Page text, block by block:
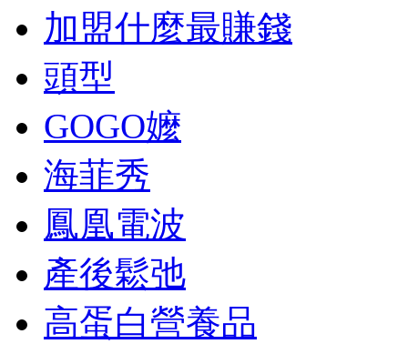
加盟什麼最賺錢
頭型
GOGO嬤
海菲秀
鳳凰電波
產後鬆弛
高蛋白營養品